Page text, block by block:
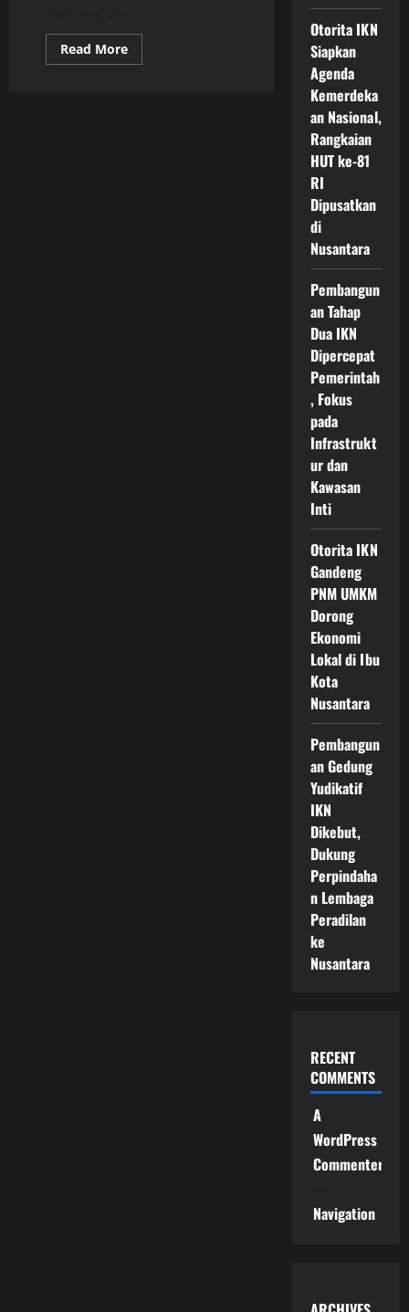
Read MoreRead
more
Otorita IKN
Siapkan
Agenda
Kemerdeka
an Nasional,
Rangkaian
HUT ke-81
RI
Dipusatkan
di
Nusantara
Pembangun
an Tahap
Dua IKN
Dipercepat
Pemerintah
, Fokus
pada
Infrastrukt
ur dan
Kawasan
Inti
Otorita IKN
Gandeng
PNM UMKM
Dorong
Ekonomi
Lokal di Ibu
Kota
Nusantara
Pembangun
an Gedung
Yudikatif
IKN
Dikebut,
Dukung
Perpindaha
n Lembaga
Peradilan
ke
Nusantara
RECENT
COMMENTS
A
WordPress
Commenter
Navigation